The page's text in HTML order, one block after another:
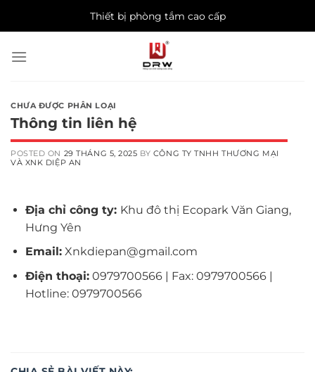
Thiết bị phòng tắm cao cấp
CHƯA ĐƯỢC PHÂN LOẠI
Thông tin liên hệ
POSTED ON 29 THÁNG 5, 2025 BY CÔNG TY TNHH THƯƠNG MẠI
VÀ XNK DIỆP AN
Địa chỉ công ty: Khu đô thị Ecopark Văn Giang,
Hưng Yên
Email:Xnkdiepan@gmail.com
Điện thoại:0979700566 | Fax: 0979700566 |
Hotline: 0979700566